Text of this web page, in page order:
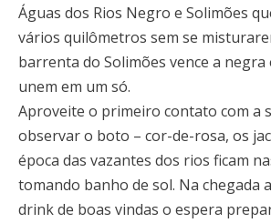
Águas dos Rios Negro e Solimões
vários quilômetros sem se
barrenta do Solimões vence a negra
unem em um só.
Aproveite o primeiro contato com a
observar o boto – cor-de-rosa, os
época das vazantes dos rios ficam
tomando banho de sol. Na chegada
drink de boas vindas o espera